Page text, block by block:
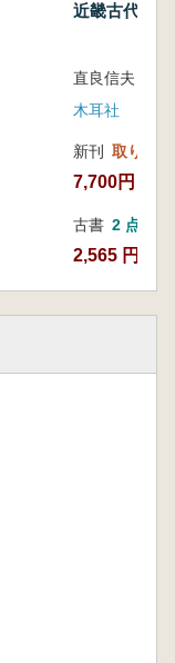
近畿古代文
木耳社
新刊 取り寄せ
7,700円
古書 2 点
2,565 円~